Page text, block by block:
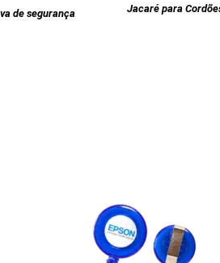
de segurança
Jacaré para